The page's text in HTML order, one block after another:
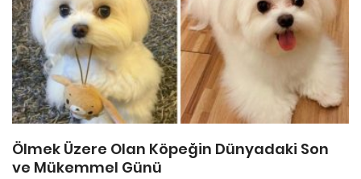
Ölmek Üzere Olan Köpeğin Dünyadaki Son
ve Mükemmel Günü